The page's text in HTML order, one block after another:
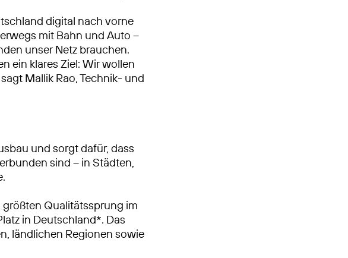
digital nach vorne
mit Bahn und Auto –
unser Netz brauchen.
ein klares Ziel: Wir wollen
Mallik Rao, Technik- und
und sorgt dafür, dass
sind – in Städten,
größten Qualitätssprung im
in Deutschland*. Das
ländlichen Regionen sowie